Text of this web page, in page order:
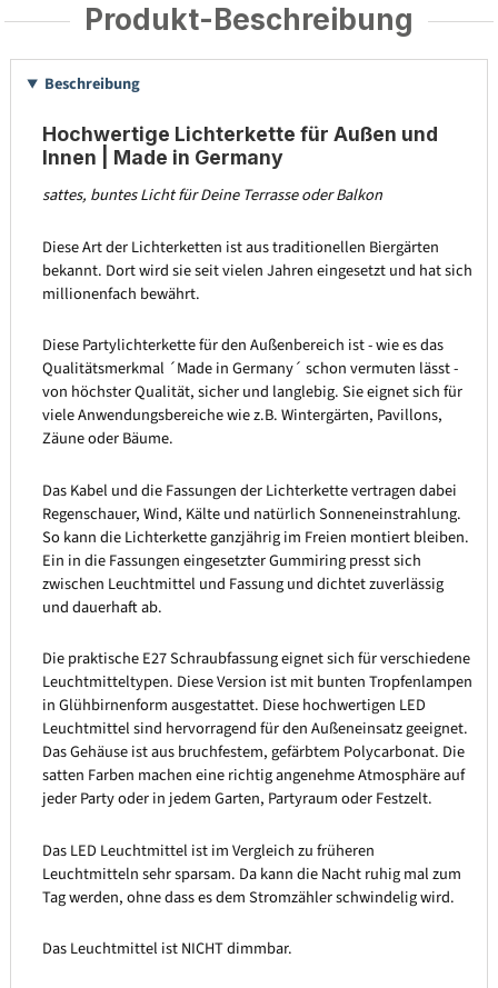
Produkt-Beschreibung
Beschreibung
Hochwertige Lichterkette für Außen und
Innen | Made in Germany
sattes, buntes Licht für Deine Terrasse oder Balkon
Diese Art der Lichterketten ist aus traditionellen Biergärten
bekannt. Dort wird sie seit vielen Jahren eingesetzt und hat sich
millionenfach bewährt.
Diese Partylichterkette für den Außenbereich ist - wie es das
Qualitätsmerkmal ´Made in Germany´ schon vermuten lässt -
von höchster Qualität, sicher und langlebig. Sie eignet sich für
viele Anwendungsbereiche wie z.B. Wintergärten, Pavillons,
Zäune oder Bäume.
Das Kabel und die Fassungen der Lichterkette vertragen dabei
Regenschauer, Wind, Kälte und natürlich Sonneneinstrahlung.
So kann die Lichterkette ganzjährig im Freien montiert bleiben.
Ein in die Fassungen eingesetzter Gummiring presst sich
zwischen Leuchtmittel und Fassung und dichtet zuverlässig
und dauerhaft ab.
Die praktische E27 Schraubfassung eignet sich für verschiedene
Leuchtmitteltypen. Diese Version ist mit bunten Tropfenlampen
in Glühbirnenform ausgestattet. Diese hochwertigen LED
Leuchtmittel sind hervorragend für den Außeneinsatz geeignet.
Das Gehäuse ist aus bruchfestem, gefärbtem Polycarbonat. Die
satten Farben machen eine richtig angenehme Atmosphäre auf
jeder Party oder in jedem Garten, Partyraum oder Festzelt.
Das LED Leuchtmittel ist im Vergleich zu früheren
Leuchtmitteln sehr sparsam. Da kann die Nacht ruhig mal zum
Tag werden, ohne dass es dem Stromzähler schwindelig wird.
Das Leuchtmittel ist NICHT dimmbar.